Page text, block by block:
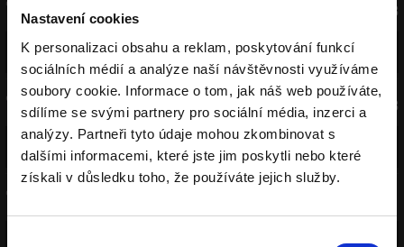
Nastavení cookies
K personalizaci obsahu a reklam, poskytování funkcí
sociálních médií a analýze naší návštěvnosti využíváme
soubory cookie. Informace o tom, jak náš web používáte,
sdílíme se svými partnery pro sociální média, inzerci a
analýzy. Partneři tyto údaje mohou zkombinovat s
dalšími informacemi, které jste jim poskytli nebo které
získali v důsledku toho, že používáte jejich služby.
Dnes 17:00 -Zápas
193
Lech Poznaň
1,16
Remíza
7,96
KÍ Klaksvík
16,55
FC Twente - DAC Dun. Streda
Dnes 18:00 -Zápas
193
FC Twente
1,20
Remíza
7,70
DAC Dun. Streda
13,26
Ajax Amsterdam - Shelbourne FC